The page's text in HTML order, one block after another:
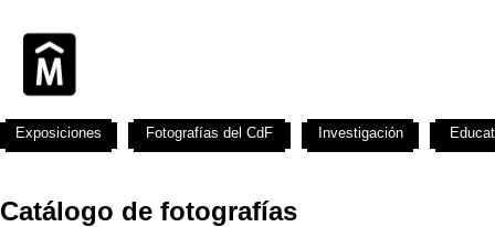
Catálogo de fotografías
Exposiciones Fotografías del CdF Investigación